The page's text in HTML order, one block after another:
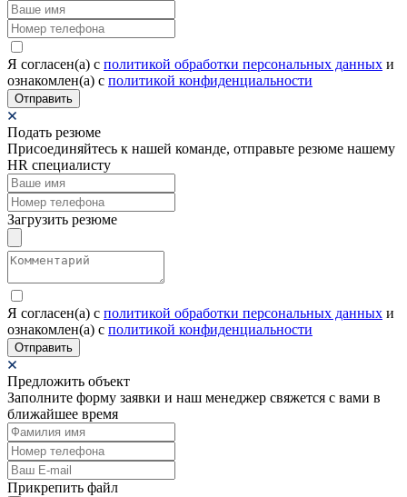
Я согласен(а) c политикой обработки персональных данных и
ознакомлен(а) с политикой конфиденциальности
Отправить
Подать резюме
Присоединяйтесь к нашей команде, отправьте резюме нашему
HR специалисту
Загрузить резюме
Я согласен(а) c политикой обработки персональных данных и
ознакомлен(а) с политикой конфиденциальности
Отправить
Предложить объект
Заполните форму заявки и наш менеджер свяжется с вами в
ближайшее время
Прикрепить файл